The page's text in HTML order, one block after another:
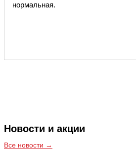
нормальная.
Новости и акции
Все новости →